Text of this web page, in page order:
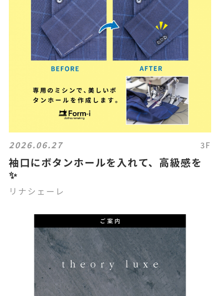
2026.06.27 3F
袖口にボタンホールを入れて、高級感を
✨
リナシェーレ